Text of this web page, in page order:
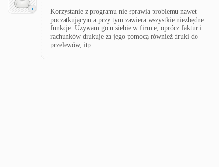
Korzystanie z programu nie sprawia problemu nawet
poczatkującym a przy tym zawiera wszystkie niezbędne
funkcje. Uzywam go u siebie w firmie, oprócz faktur i
rachunków drukuje za jego pomocą również druki do
przelewów, itp.